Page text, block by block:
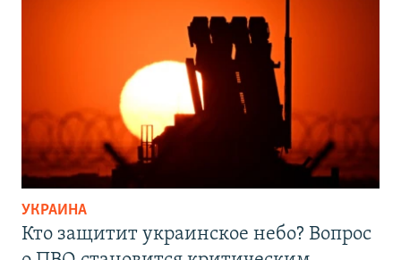
УКРАИНА
Кто защитит украинское небо? Вопрос